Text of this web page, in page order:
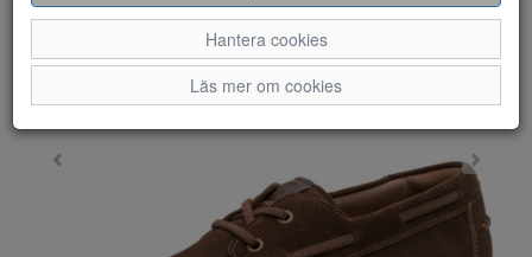
Hantera cookies
Läs mer om cookies